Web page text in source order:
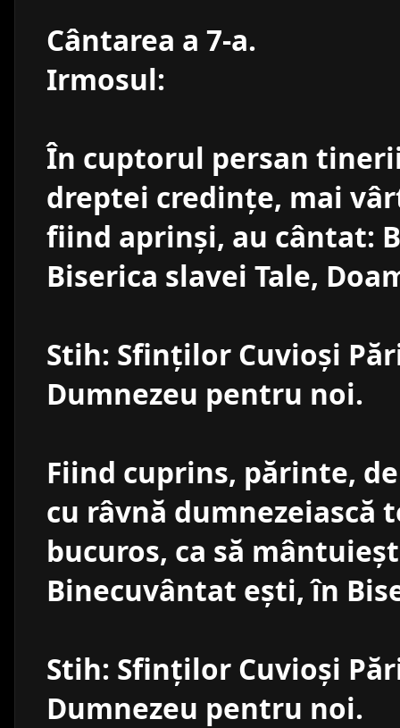
Cântarea a 7-a.
Irmosul:
În cuptorul persan
dreptei credinţe, mai
fiind aprinşi, au cântat:
Biserica slavei Tale,
Stih: Sfinţilor Cuvioşi
Dumnezeu pentru noi.
Fiind cuprins, părinte,
cu râvnă
bucuros, ca să
Binecuvântat eşti, în
Stih: Sfinţilor Cuvioşi
Dumnezeu pentru noi.